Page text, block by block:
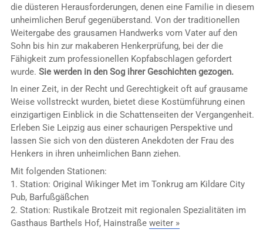
die düsteren Herausforderungen, denen eine Familie in diesem
unheimlichen Beruf gegenüberstand. Von der traditionellen
Weitergabe des grausamen Handwerks vom Vater auf den
Sohn bis hin zur makaberen Henkerprüfung, bei der die
Fähigkeit zum professionellen Kopfabschlagen gefordert
wurde. Sie werden in den Sog ihrer Geschichten gezogen.
In einer Zeit, in der Recht und Gerechtigkeit oft auf grausame
Weise vollstreckt wurden, bietet diese Kostümführung einen
einzigartigen Einblick in die Schattenseiten der Vergangenheit.
Erleben Sie Leipzig aus einer schaurigen Perspektive und
lassen Sie sich von den düsteren Anekdoten der Frau des
Henkers in ihren unheimlichen Bann ziehen.
Mit folgenden Stationen:
1. Station: Original Wikinger Met im Tonkrug am Kildare City
Pub, Barfußgäßchen
2. Station: Rustikale Brotzeit mit regionalen Spezialitäten im
Gasthaus Barthels Hof, Hainstraße weiter »